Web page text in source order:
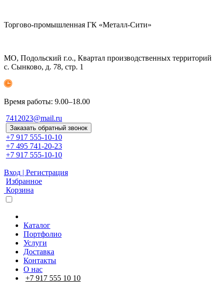
Торгово-промышленная ГК «Металл-Сити»
МО, Подольский г.о., Квартал производственных территорий
с. Сынково, д. 78, стр. 1
Время работы: 9.00–18.00
7412023@mail.ru
Заказать обратный звонок
+7 917 555-10-10
+7 495 741-20-23
+7 917 555-10-10
Вход | Регистрация
Избранное
Корзина
Каталог
Портфолио
Услуги
Доставка
Контакты
О нас
+7 917 555 10 10